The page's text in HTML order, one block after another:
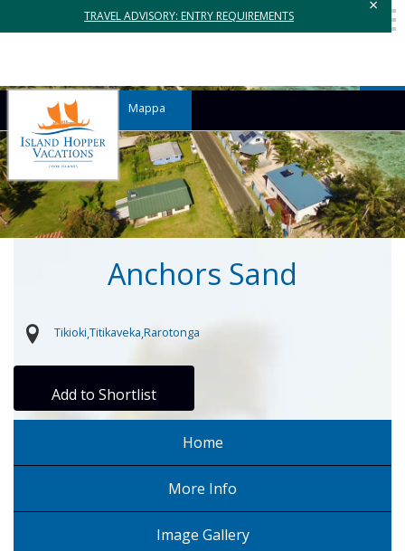
TRAVEL ADVISORY: ENTRY REQUIREMENTS
×
Mappa
Anchors Sand
Tikioki Titikaveka Rarotonga
Add to Shortlist
Home
More Info
Image Gallery